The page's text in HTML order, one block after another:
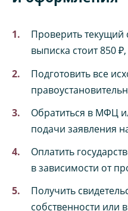
Проверить текущий
выписка стоит 850
Подготовить все
Обратиться в МФЦ
подачи заявления
Оплатить
в зависимости от
Получить
собственности или